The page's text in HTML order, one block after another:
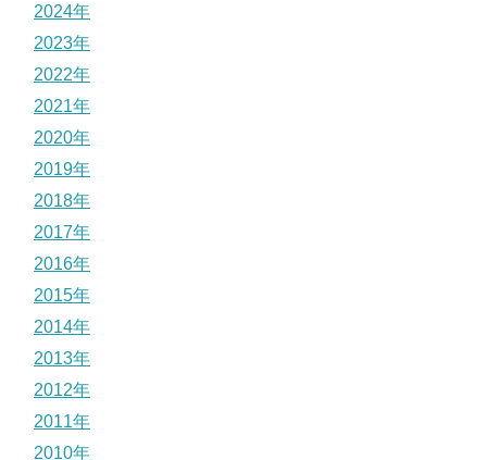
2024年
2023年
2022年
2021年
2020年
2019年
2018年
2017年
2016年
2015年
2014年
2013年
2012年
2011年
2010年